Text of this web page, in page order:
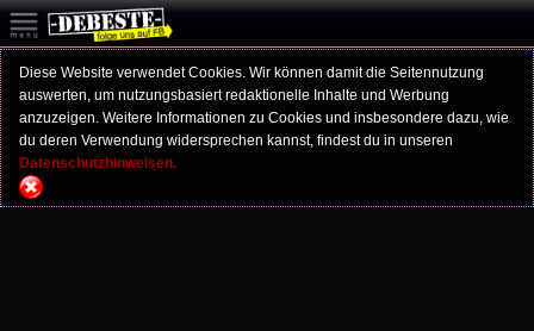
Diese Website verwendet Cookies. Wir können damit die Seitennutzung
auswerten, um nutzungsbasiert redaktionelle Inhalte und Werbung
anzuzeigen. Weitere Informationen zu Cookies und insbesondere dazu, wie
du deren Verwendung widersprechen kannst, findest du in unseren
Datenschutzhinweisen.